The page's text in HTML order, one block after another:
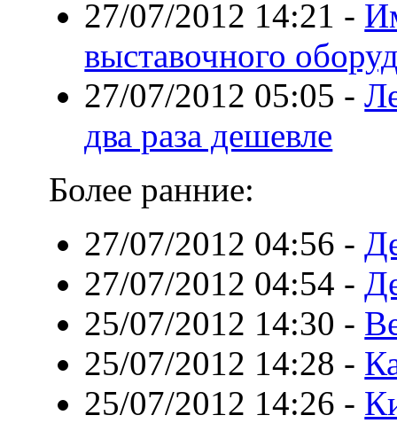
27/07/2012 14:21 -
выставочного
27/07/2012 05:05 -
два раза дешевле
Более ранние:
27/07/2012 04:56 -
27/07/2012 04:54 -
25/07/2012 14:30 -
25/07/2012 14:28 -
25/07/2012 14:26 -